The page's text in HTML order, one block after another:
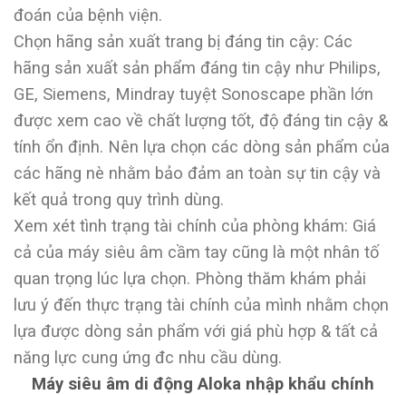
đoán của bệnh viện.
Chọn hãng sản xuất trang bị đáng tin cậy: Các
hãng sản xuất sản phẩm đáng tin cậy như Philips,
GE, Siemens, Mindray tuyệt Sonoscape phần lớn
được xem cao về chất lượng tốt, độ đáng tin cậy &
tính ổn định. Nên lựa chọn các dòng sản phẩm của
các hãng nè nhằm bảo đảm an toàn sự tin cậy và
kết quả trong quy trình dùng.
Xem xét tình trạng tài chính của phòng khám: Giá
cả của máy siêu âm cầm tay cũng là một nhân tố
quan trọng lúc lựa chọn. Phòng thăm khám phải
lưu ý đến thực trạng tài chính của mình nhằm chọn
lựa được dòng sản phẩm với giá phù hợp & tất cả
năng lực cung ứng đc nhu cầu dùng.
Máy siêu âm di động Aloka nhập khẩu chính